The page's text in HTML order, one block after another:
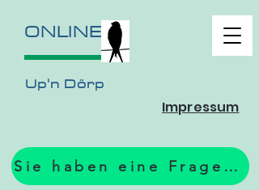
ONLINE
Up'n Dörp
Sie haben eine Frage? Zum Formular.
Impressum